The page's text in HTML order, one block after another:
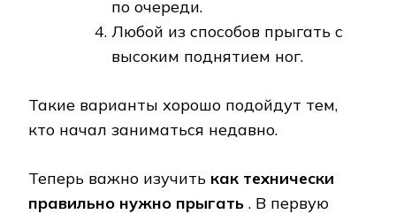
по очереди.
Любой из способов прыгать с
высоким поднятием ног.
Такие варианты хорошо подойдут тем,
кто начал заниматься недавно.
Теперь важно изучить как технически
правильно нужно прыгать . В первую